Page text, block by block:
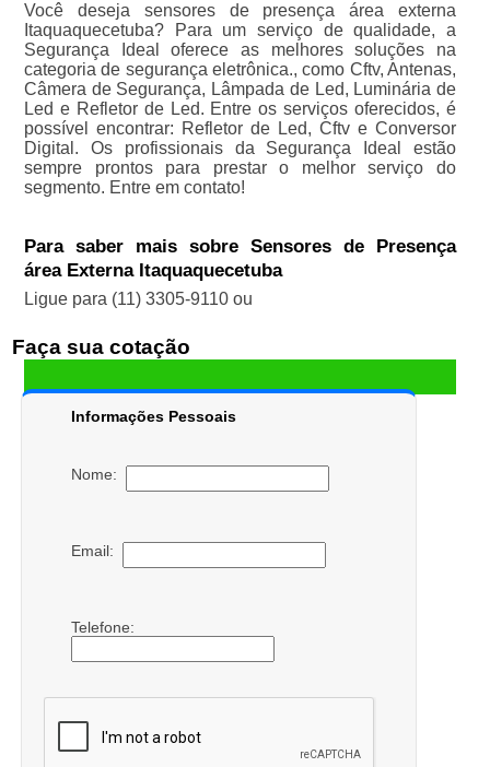
Você deseja sensores de presença área externa
Itaquaquecetuba? Para um serviço de qualidade, a
Segurança Ideal oferece as melhores soluções na
categoria de segurança eletrônica., como Cftv, Antenas,
Câmera de Segurança, Lâmpada de Led, Luminária de
Led e Refletor de Led. Entre os serviços oferecidos, é
possível encontrar: Refletor de Led, Cftv e Conversor
Digital. Os profissionais da Segurança Ideal estão
sempre prontos para prestar o melhor serviço do
segmento. Entre em contato!
Para saber mais sobre Sensores de Presença
área Externa Itaquaquecetuba
Ligue para (11) 3305-9110ou
Faça sua cotação
Informações Pessoais
Nome:
Email:
Telefone: